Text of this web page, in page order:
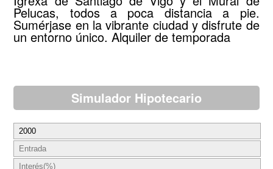
Pelucas, todos a poca distancia a pie.
Sumérjase en la vibrante ciudad y disfrute de
un entorno único. Alquiler de temporada
Simulador Hipotecario